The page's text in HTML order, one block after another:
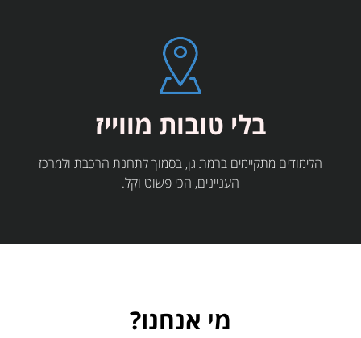
בלי טובות מווייז
הלימודים מתקיימים ברמת גן, בסמוך לתחנת הרכבת ולמרכז
העניינים, הכי פשוט וקל.
מי אנחנו?